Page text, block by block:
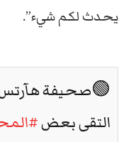
يحدث لكم شيء”.
🟢صحيفة هآرتس
التقى بعض